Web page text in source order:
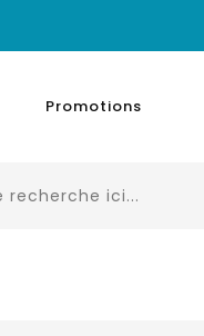
Promotions